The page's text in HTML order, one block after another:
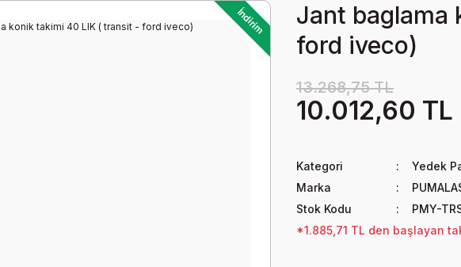
İndirim
Jant baglama
ford iveco)
13.268,75 TL
10.012,60 TL
Kategori
Yedek
Marka
Stok Kodu
PMY-
*1.885,71 TL den başlayan